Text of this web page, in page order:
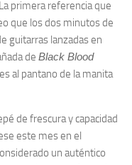
primera referencia que
que los dos minutos de
guitarras lanzadas en
de Black Blood
al pantano de la manita
de frescura y capacidad
este mes en el
un auténtico